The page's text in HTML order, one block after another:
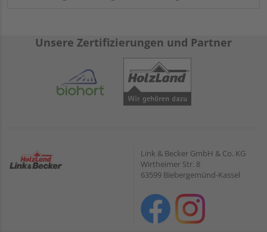
Unsere Zertifizierungen und Partner
Link & Becker GmbH & Co. KG
Wirtheimer Str. 8
63599 Biebergemünd-Kassel